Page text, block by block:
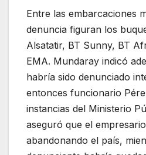
Entre las embarcaciones
denuncia figuran los
Alsatatir, BT Sunny, BT
EMA. Mundaray indicó
habría sido denunciado
entonces funcionario
instancias del Ministerio
aseguró que el
abandonando el país,